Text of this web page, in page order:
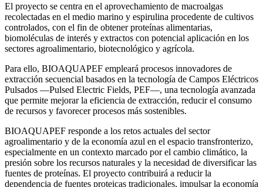
El proyecto se centra en el aprovechamiento de macroalgas
recolectadas en el medio marino y espirulina procedente de cultivos
controlados, con el fin de obtener proteínas alimentarias,
biomoléculas de interés y extractos con potencial aplicación en los
sectores agroalimentario, biotecnológico y agrícola.
Para ello, BIOAQUAPEF empleará procesos innovadores de
extracción secuencial basados en la tecnología de Campos Eléctricos
Pulsados —Pulsed Electric Fields, PEF—, una tecnología avanzada
que permite mejorar la eficiencia de extracción, reducir el consumo
de recursos y favorecer procesos más sostenibles.
BIOAQUAPEF responde a los retos actuales del sector
agroalimentario y de la economía azul en el espacio transfronterizo,
especialmente en un contexto marcado por el cambio climático, la
presión sobre los recursos naturales y la necesidad de diversificar las
fuentes de proteínas. El proyecto contribuirá a reducir la
dependencia de fuentes proteicas tradicionales, impulsar la economía